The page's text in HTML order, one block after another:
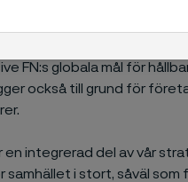
sedan tidigare flera
FN:s globala mål för
också till grund för
en integrerad del av vår
i stort, såväl som